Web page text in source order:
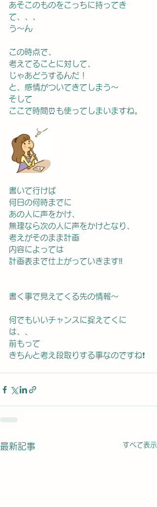
あそこのものをこっちに持ってき
て、、、
う〜ん
この時点で、
考えてることに対して、
じゃあどうするんだ！
と、感情がついてきてしまう〜
そして
ここで時間⏰も使ってしまいますね。
書いて行けば
何日の何時までに
あの人に声をかけ、
無理なら次の人に声をかけとなり、
考えがそのまま計画
内容によっては
計画表まで仕上がっていきます‼️
書く事で見えてくる先の情報〜
何でもいいチャンスに捉えてくに
は、、
前もって
きちんと考え段取りする事なのですね❗️
最新記事 すべて表示